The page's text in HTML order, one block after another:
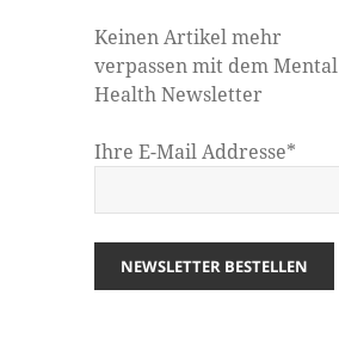
Keinen Artikel mehr
verpassen mit dem Mental
Health Newsletter
Ihre E-Mail Addresse*